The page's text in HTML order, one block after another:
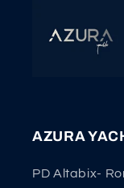
AZURA
PD Altabix-